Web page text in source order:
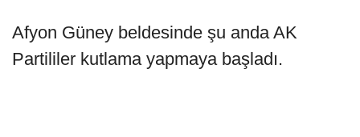
Afyon Güney beldesinde şu anda AK
Partililer kutlama yapmaya başladı.